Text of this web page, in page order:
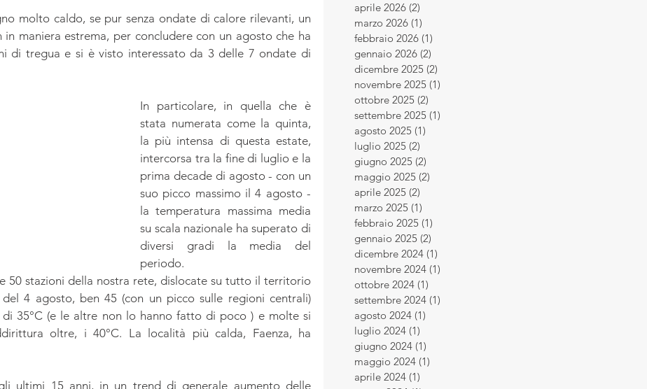
molto caldo, se pur senza ondate di calore rilevanti, un
maniera estrema, per concludere con un agosto che ha
di tregua e si è visto interessato da 3 delle 7 ondate di
In particolare, in quella che è
stata numerata come la quinta,
la più intensa di questa estate,
intercorsa tra la fine di luglio e la
prima decade di agosto - con un
suo picco massimo il 4 agosto -
la temperatura massima media
su scala nazionale ha superato di
diversi gradi la media del
periodo.
50 stazioni della nostra rete, dislocate su tutto il territorio
4 agosto, ben 45 (con un picco sulle regioni centrali)
35°C (e le altre non lo hanno fatto di poco ) e molte si
oltre, i 40°C. La località più calda, Faenza, ha
ultimi 15 anni, in un trend di generale aumento delle
aprile 2026 (2)
marzo 2026 (1)
febbraio 2026 (1)
gennaio 2026 (2)
dicembre 2025 (2)
novembre 2025 (1)
ottobre 2025 (2)
settembre 2025 (1)
agosto 2025 (1)
luglio 2025 (2)
giugno 2025 (2)
maggio 2025 (2)
aprile 2025 (2)
marzo 2025 (1)
febbraio 2025 (1)
gennaio 2025 (2)
dicembre 2024 (1)
novembre 2024 (1)
ottobre 2024 (1)
settembre 2024 (1)
agosto 2024 (1)
luglio 2024 (1)
giugno 2024 (1)
maggio 2024 (1)
aprile 2024 (1)